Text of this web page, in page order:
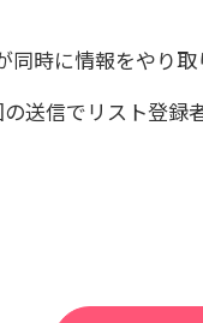
時に情報をやり取
送信でリスト登録